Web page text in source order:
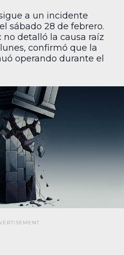
a un incidente
sábado 28 de febrero.
detalló la causa raíz
confirmó que la
operando durante el